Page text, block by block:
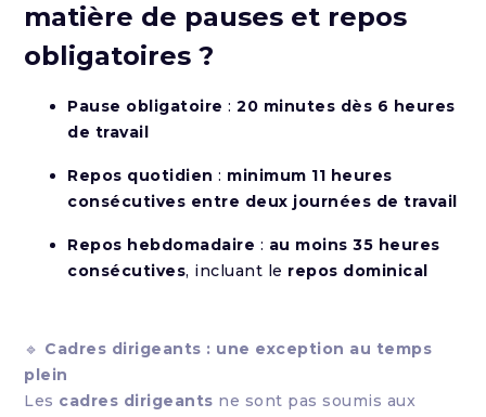
matière de pauses et repos
obligatoires ?
Pause obligatoire :20 minutes dès 6 heures
de travail
Repos quotidien : minimum 11 heures
consécutives entre deux journées de travail
Repos hebdomadaire : au moins 35 heures
consécutives, incluant le repos dominical
🔹 Cadres dirigeants : une exception au temps
plein
Les cadres dirigeants ne sont pas soumis aux